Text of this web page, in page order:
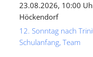
23.08.2026, 10:00
Höckendorf
12. Sonntag nach
Schulanfang, Team